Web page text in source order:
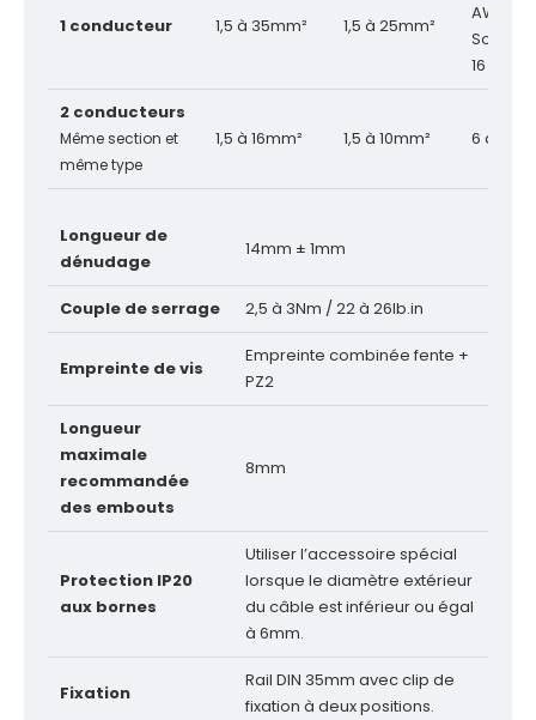
1 conducteur 1,5 à 35mm² 1,5 à 25mm²
AWG
Souple
16 AWG
2 conducteurs
Même section et
même type
1,5 à 16mm² 1,5 à 10mm² 6 à 16
Longueur de
dénudage
14mm ± 1mm
Couple de serrage 2,5 à 3Nm / 22 à 26lb.in
Empreinte de vis
Empreinte combinée fente +
PZ2
Longueur
maximale
recommandée
des embouts
8mm
Protection IP20
aux bornes
Utiliser l’accessoire spécial
lorsque le diamètre extérieur
du câble est inférieur ou égal
à 6mm.
Fixation
Rail DIN 35mm avec clip de
fixation à deux positions.